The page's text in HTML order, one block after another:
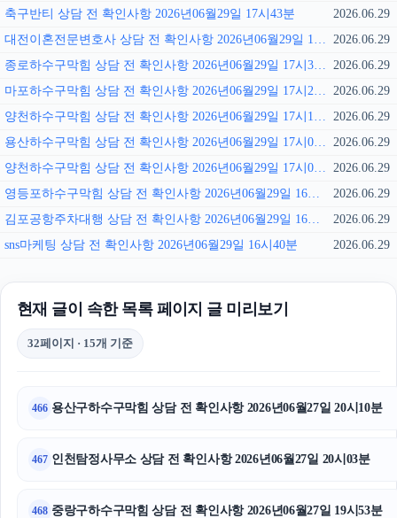
축구반티 상담 전 확인사항 2026년06월29일 17시43분
2026.06.29
대전이혼전문변호사 상담 전 확인사항 2026년06월29일 17시36분 2026.06.29
종로하수구막힘 상담 전 확인사항 2026년06월29일 17시30분 2026.06.29
마포하수구막힘 상담 전 확인사항 2026년06월29일 17시22분 2026.06.29
양천하수구막힘 상담 전 확인사항 2026년06월29일 17시15분 2026.06.29
용산하수구막힘 상담 전 확인사항 2026년06월29일 17시08분 2026.06.29
양천하수구막힘 상담 전 확인사항 2026년06월29일 17시01분 2026.06.29
영등포하수구막힘 상담 전 확인사항 2026년06월29일 16시54분
2026.06.29
김포공항주차대행 상담 전 확인사항 2026년06월29일 16시48분
2026.06.29
sns마케팅 상담 전 확인사항 2026년06월29일 16시40분
2026.06.29
현재 글이 속한 목록 페이지 글 미리보기
32페이지 · 15개 기준
466 용산구하수구막힘 상담 전 확인사항 2026년06월27일 20시10분
467 인천탐정사무소 상담 전 확인사항 2026년06월27일 20시03분
468 중랑구하수구막힘 상담 전 확인사항 2026년06월27일 19시53분